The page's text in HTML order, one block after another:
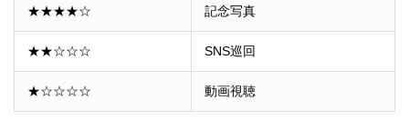
★★★★☆ 記念写真
★★☆☆☆ SNS巡回
★☆☆☆☆ 動画視聴